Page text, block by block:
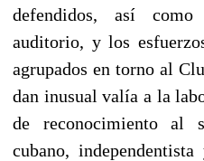
defendidos, así
auditorio, y los
agrupados en torno al
dan inusual valía a la
de reconocimiento al
cubano,